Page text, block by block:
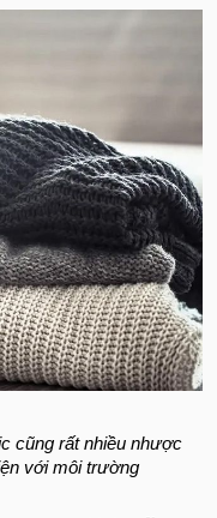
cũng rất nhiều nhược
với môi trường